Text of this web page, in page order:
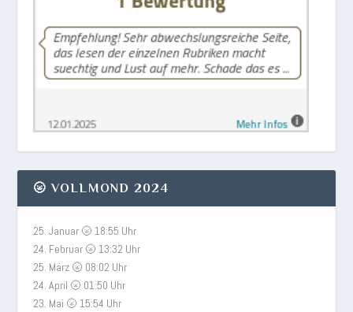
🌝 VOLLMOND 2024
25. Januar 🌝 18:55 Uhr
24. Februar 🌝 13:32 Uhr
25. März 🌝 08:02 Uhr
24. April 🌝 01:50 Uhr
23. Mai 🌝 15:54 Uhr